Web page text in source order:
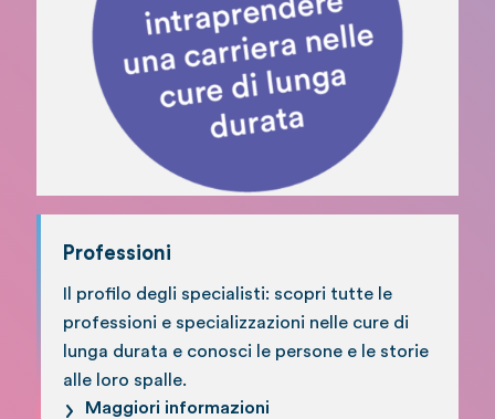
Professioni
Il profilo degli specialisti: scopri tutte le
professioni e specializzazioni nelle cure di
lunga durata e conosci le persone e le storie
alle loro spalle.
Maggiori informazioni